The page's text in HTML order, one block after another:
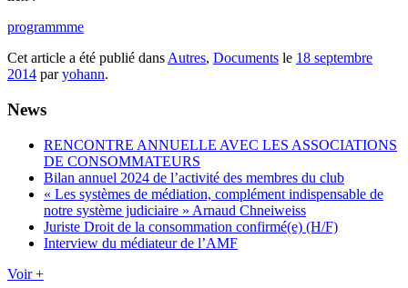
programmme
Cet article a été publié dansAutres, Documents le 18 septembre
2014 paryohann.
News
RENCONTRE ANNUELLE AVEC LES ASSOCIATIONS
DE CONSOMMATEURS
Bilan annuel 2024 de l’activité des membres du club
« Les systèmes de médiation, complément indispensable de
notre système judiciaire » Arnaud Chneiweiss
Juriste Droit de la consommation confirmé(e) (H/F)
Interview du médiateur de l’AMF
Voir +